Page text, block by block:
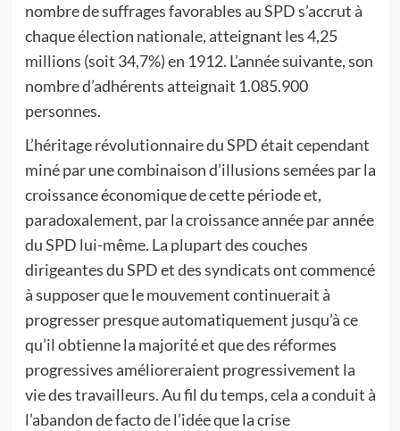
nombre de suffrages favorables au SPD s’accrut à
chaque élection nationale, atteignant les 4,25
millions (soit 34,7%) en 1912. L’année suivante, son
nombre d’adhérents atteignait 1.085.900
personnes.
L’héritage révolutionnaire du SPD était cependant
miné par une combinaison d’illusions semées par la
croissance économique de cette période et,
paradoxalement, par la croissance année par année
du SPD lui-même. La plupart des couches
dirigeantes du SPD et des syndicats ont commencé
à supposer que le mouvement continuerait à
progresser presque automatiquement jusqu’à ce
qu’il obtienne la majorité et que des réformes
progressives amélioreraient progressivement la
vie des travailleurs. Au fil du temps, cela a conduit à
l’abandon de facto de l’idée que la crise